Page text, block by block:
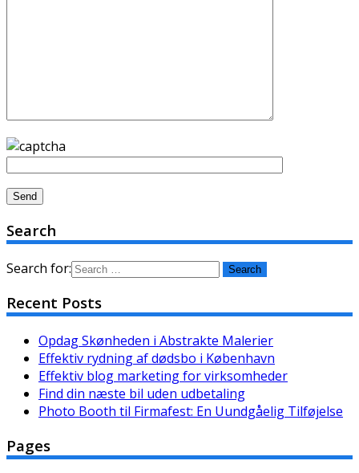
Search
Search for:
Recent Posts
Opdag Skønheden i Abstrakte Malerier
Effektiv rydning af dødsbo i København
Effektiv blog marketing for virksomheder
Find din næste bil uden udbetaling
Photo Booth til Firmafest: En Uundgåelig Tilføjelse
Pages